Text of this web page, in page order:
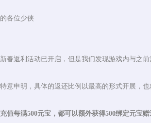
各位少侠
春返利活动已开启，但是我们发现游戏内与之
意申明，具体的返还比例以最高的形式开展，
值每满500元宝，都可以额外获得500绑定元宝